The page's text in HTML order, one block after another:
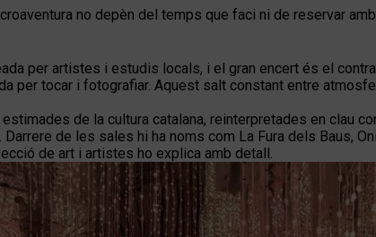
no depèn del temps que faci ni de reservar
per artistes i estudis locals, i el gran encert és el
per tocar i fotografiar. Aquest salt constant entre
de la cultura catalana, reinterpretades en clau
de les sales hi ha noms com La Fura dels Baus,
de art i artistes ho explica amb detall.